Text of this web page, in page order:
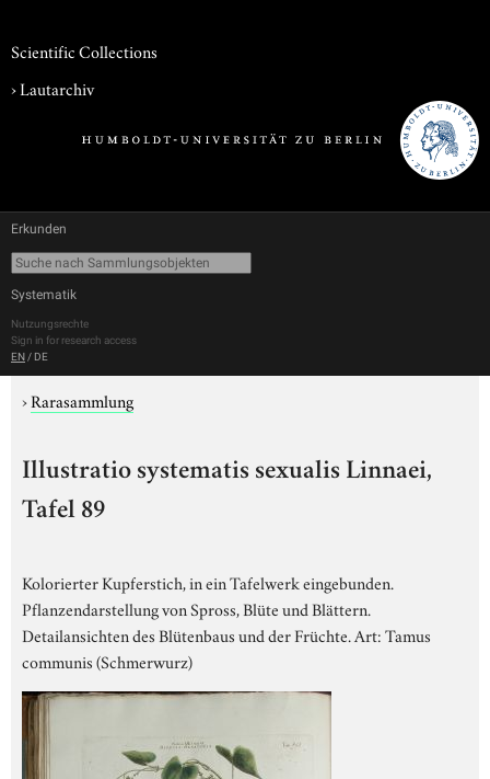
Scientific Collections
›Lautarchiv
Erkunden
Systematik
Nutzungsrechte
Sign in for research access
EN / DE
›Rarasammlung
Illustratio systematis sexualis Linnaei,
Tafel 89
Kolorierter Kupferstich, in ein Tafelwerk eingebunden.
Pflanzendarstellung von Spross, Blüte und Blättern.
Detailansichten des Blütenbaus und der Früchte. Art: Tamus
communis (Schmerwurz)